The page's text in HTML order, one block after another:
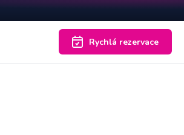
Rychlá rezervace